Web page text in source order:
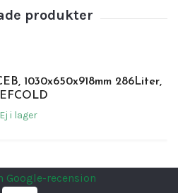
1030x650x918mm 286Liter,
Ej i lager